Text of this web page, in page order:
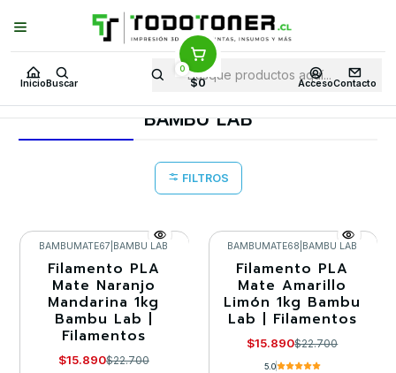
Inicio Buscar
0
$0 AccesoContacto
Puedes Elegir: Comprar enTienda· Despachoa Todo Chile · Retiro en
Tienda en24 Horas
Inicio Todo 3D FILAMENTOS TODO PLA PLA MATE
BAMBU LAB
BAMBU LAB
FILTROS
-30%
BAMBUMATE67 BAMBU LAB
Filamento PLA
Mate Naranjo
Mandarina 1kg
Bambu Lab |
Filamentos
$15.890$22.700
-30%
BAMBUMATE68 BAMBU LAB
Filamento PLA
Mate Amarillo
Limón 1kg Bambu
Lab | Filamentos
$15.890$22.700
5.0